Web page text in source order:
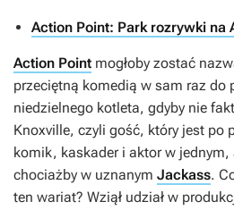
Action Point: Park rozrywki na
Action Point mogłoby zostać
przeciętną komedią w sam raz do
niedzielnego kotleta, gdyby nie
Knoxville, czyli gość, który jest po
komik, kaskader i aktor w
chociażby w uznanym Jackass.
ten wariat? Wziął udział w